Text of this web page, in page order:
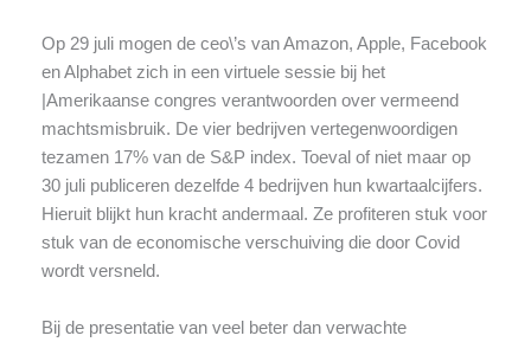
Op 29 juli mogen de ceo\’s van Amazon, Apple, Facebook
en Alphabet zich in een virtuele sessie bij het
|Amerikaanse congres verantwoorden over vermeend
machtsmisbruik. De vier bedrijven vertegenwoordigen
tezamen 17% van de S&P index. Toeval of niet maar op
30 juli publiceren dezelfde 4 bedrijven hun kwartaalcijfers.
Hieruit blijkt hun kracht andermaal. Ze profiteren stuk voor
stuk van de economische verschuiving die door Covid
wordt versneld.
Bij de presentatie van veel beter dan verwachte